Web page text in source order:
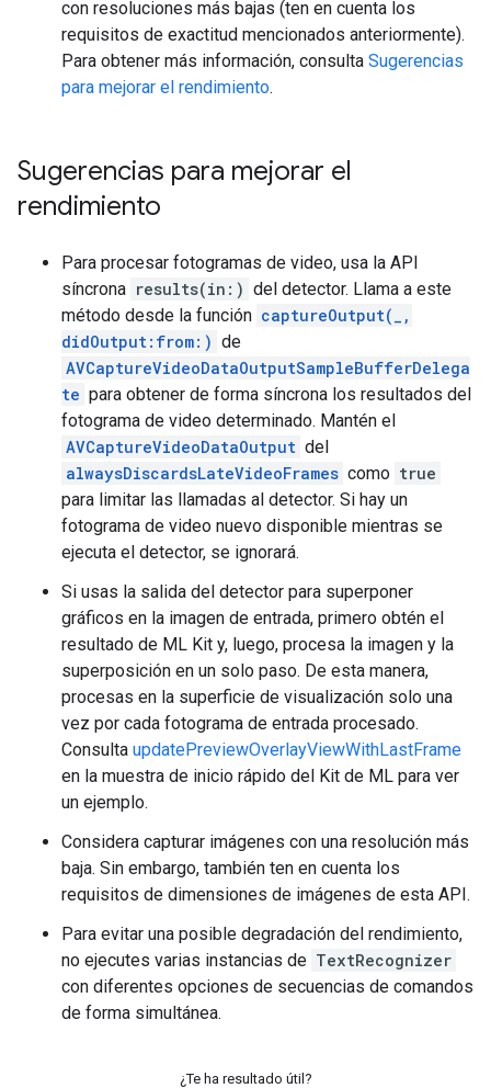
con resoluciones más bajas (ten en cuenta los
requisitos de exactitud mencionados anteriormente).
Para obtener más información, consulta Sugerencias
para mejorar el rendimiento.
Sugerencias para mejorar el
rendimiento
Para procesar fotogramas de video, usa la API
síncrona results(in:) del detector. Llama a este
método desde la función captureOutput(_,
didOutput:from:) de
AVCaptureVideoDataOutputSampleBufferDelega
te para obtener de forma síncrona los resultados del
fotograma de video determinado. Mantén el
AVCaptureVideoDataOutput del
alwaysDiscardsLateVideoFrames como true
para limitar las llamadas al detector. Si hay un
fotograma de video nuevo disponible mientras se
ejecuta el detector, se ignorará.
Si usas la salida del detector para superponer
gráficos en la imagen de entrada, primero obtén el
resultado de ML Kit y, luego, procesa la imagen y la
superposición en un solo paso. De esta manera,
procesas en la superficie de visualización solo una
vez por cada fotograma de entrada procesado.
Consulta updatePreviewOverlayViewWithLastFrame
en la muestra de inicio rápido del Kit de ML para ver
un ejemplo.
Considera capturar imágenes con una resolución más
baja. Sin embargo, también ten en cuenta los
requisitos de dimensiones de imágenes de esta API.
Para evitar una posible degradación del rendimiento,
no ejecutes varias instancias de TextRecognizer
con diferentes opciones de secuencias de comandos
de forma simultánea.
¿Te ha resultado útil?